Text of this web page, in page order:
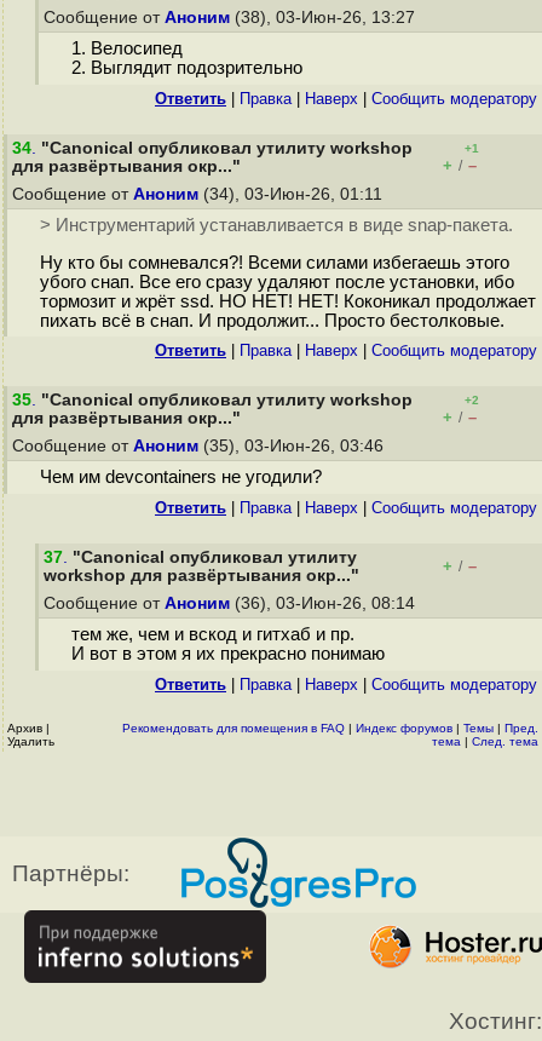
Сообщение от Аноним (38), 03-Июн-26, 13:27
1. Велосипед
2. Выглядит подозрительно
Ответить Правка| Наверх Cообщить модератору
34. "Canonical опубликовал утилиту workshop
для развёртывания окр..."
+1
+ / –
Сообщение от Аноним (34), 03-Июн-26, 01:11
> Инструментарий устанавливается в виде snap-пакета.
Ну кто бы сомневался?! Всеми силами избегаешь этого
убого снап. Все его сразу удаляют после установки, ибо
тормозит и жрёт ssd. НО НЕТ! НЕТ! Коконикал продолжает
пихать всё в снап. И продолжит... Просто бестолковые.
Ответить Правка| Наверх Cообщить модератору
35. "Canonical опубликовал утилиту workshop
для развёртывания окр..."
+2
+ / –
Сообщение от Аноним (35), 03-Июн-26, 03:46
Чем им devcontainers не угодили?
Ответить Правка| Наверх Cообщить модератору
37. "Canonical опубликовал утилиту
workshop для развёртывания окр..."
+ / –
Сообщение от Аноним (36), 03-Июн-26, 08:14
тем же, чем и вскод и гитхаб и пр.
И вот в этом я их прекрасно понимаю
Ответить Правка| Наверх Cообщить модератору
Архив |
Удалить
Рекомендовать для помещения в FAQ | Индекс форумов | Темы | Пред.
тема | След. тема
Партнёры:
Хостинг: